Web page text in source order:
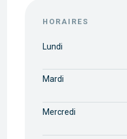
HORAIRES
Lundi
Mardi
Mercredi